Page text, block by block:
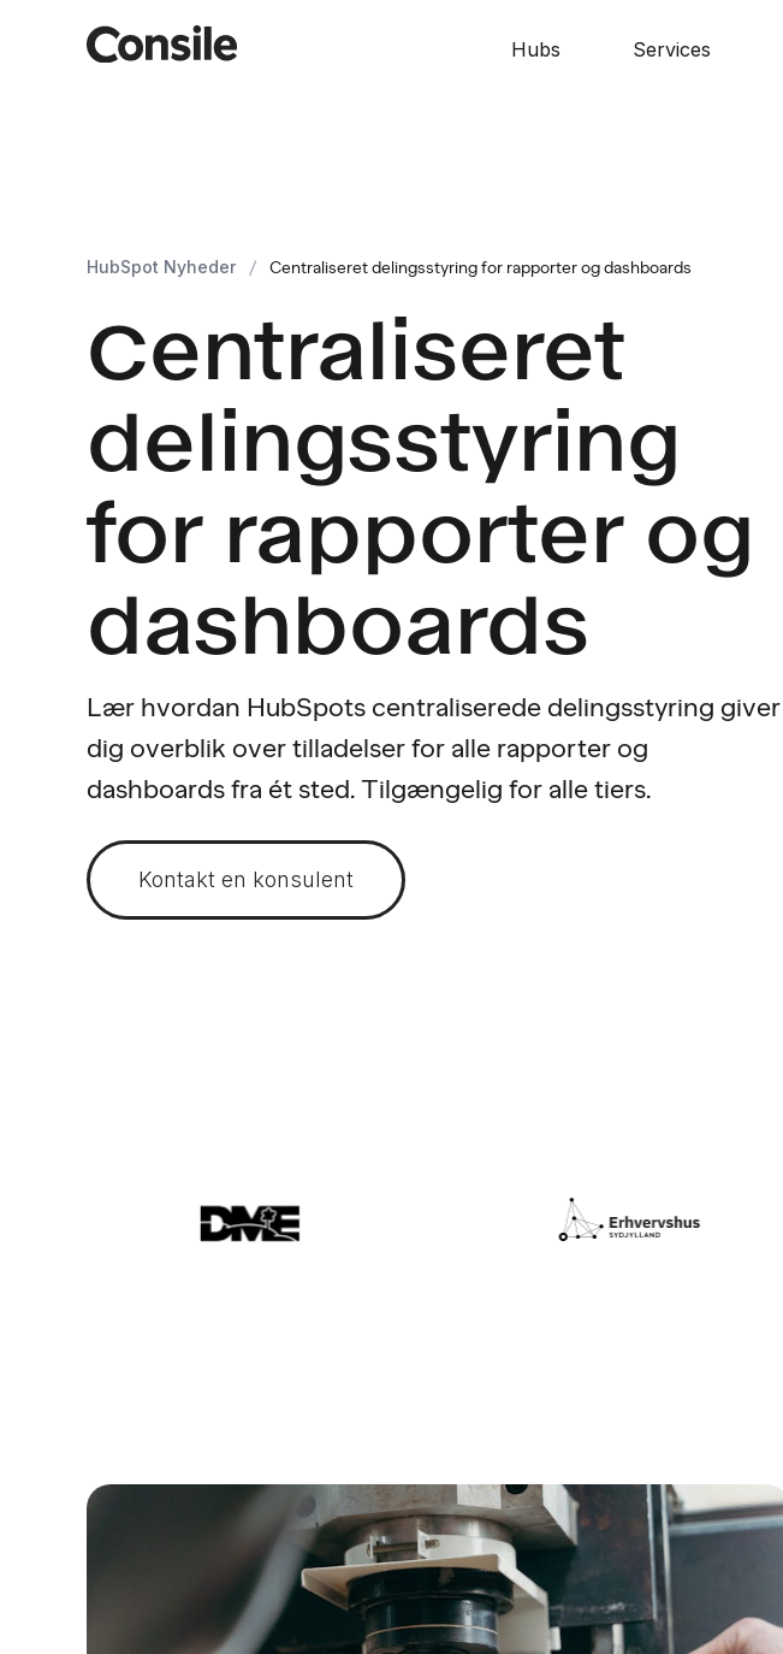
Hubs Services
HubSpot Nyheder / Centraliseret delingsstyring for rapporter og dashboards
Centraliseret
delingsstyring
for rapporter og
dashboards
Lær hvordan HubSpots centraliserede delingsstyring giver
dig overblik over tilladelser for alle rapporter og
dashboards fra ét sted. Tilgængelig for alle tiers.
Kontakt en konsulent